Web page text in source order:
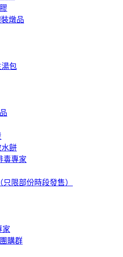
燉品
湯包
水餅
毒專家
限部份時段發售）
家
購群